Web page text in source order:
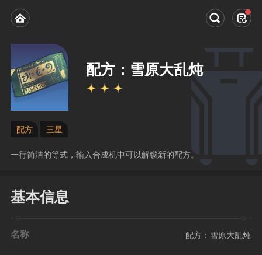
配方：雪原大乱炖
配方 三星
一行简洁的等式，输入合成机中可以解锁新的配方。
基本信息
名称 配方：雪原大乱炖